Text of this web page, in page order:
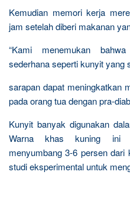
Kemudian memori kerja
jam setelah diberi makanan
“Kami menemukan
sederhana seperti kunyit yang
sarapan dapat meningkatkan
pada orang tua dengan pra-
Kunyit banyak digunakan
Warna khas kuning ini
menyumbang 3-6 persen dari
studi eksperimental untuk